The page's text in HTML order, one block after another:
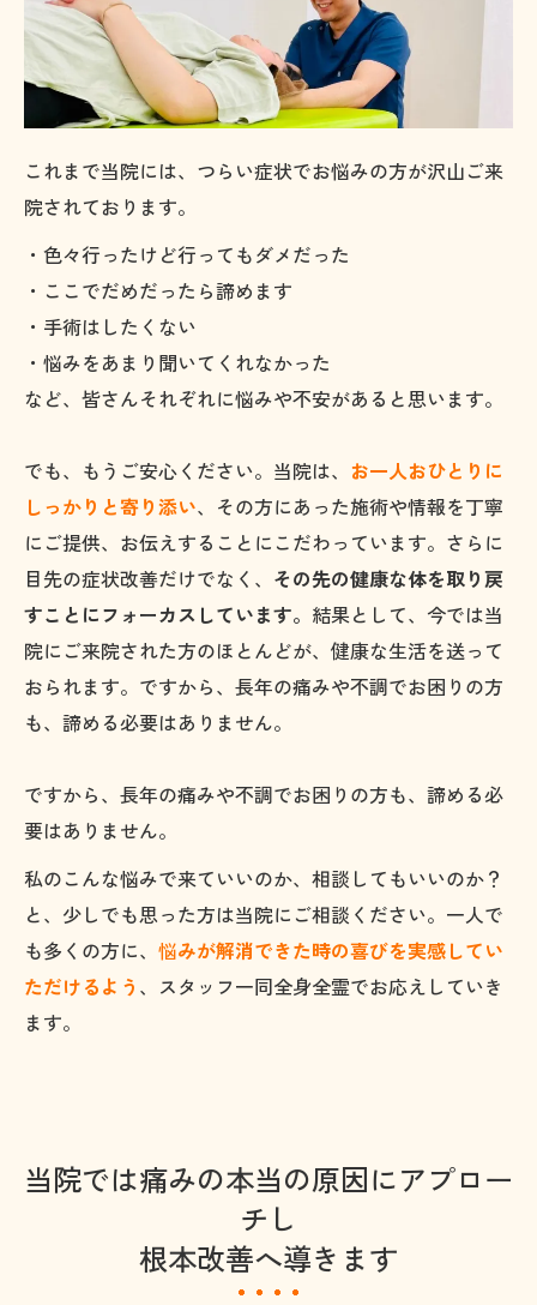
これまで当院には、つらい症状でお悩みの方が沢山ご来
院されております。
・色々行ったけど行ってもダメだった
・ここでだめだったら諦めます
・手術はしたくない
・悩みをあまり聞いてくれなかった
など、皆さんそれぞれに悩みや不安があると思います。
でも、もうご安心ください。当院は、 お一人おひとりに
しっかりと寄り添い、その方にあった施術や情報を丁寧
にご提供、お伝えすることにこだわっています。さらに
目先の症状改善だけでなく、 その先の健康な体を取り戻
すことにフォーカスしています。 結果として、今では当
院にご来院された方のほとんどが、健康な生活を送って
おられます。ですから、長年の痛みや不調でお困りの方
も、諦める必要はありません。
ですから、長年の痛みや不調でお困りの方も、諦める必
要はありません。
私のこんな悩みで来ていいのか、相談してもいいのか？
と、少しでも思った方は当院にご相談ください。一人で
も多くの方に、 悩みが解消できた時の喜びを実感してい
ただけるよう 、スタッフ一同全身全霊でお応えしていき
ます。
当院では痛みの本当の原因にアプロー
チし
根本改善へ導きます